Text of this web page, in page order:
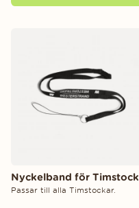
Nyckelband för Timstock
Passar till alla Timstockar.